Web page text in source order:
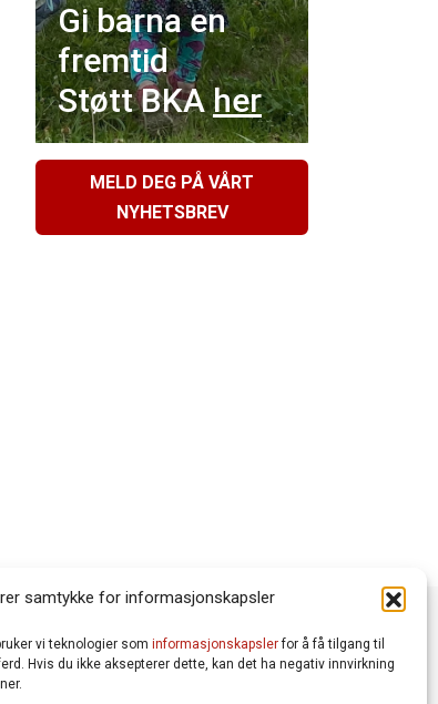
samtykke for informasjonskapsler
vi teknologier som informasjonskapslerfor å få tilgang til
Hvis du ikke aksepterer dette, kan det ha negativ innvirkning
Gi barna en
fremtid
Støtt BKAher
MELD DEG PÅ VÅRT
NYHETSBREV